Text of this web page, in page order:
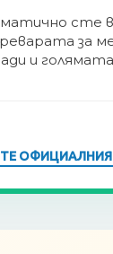
сте
за
и
ОФИЦИАЛНИЯ